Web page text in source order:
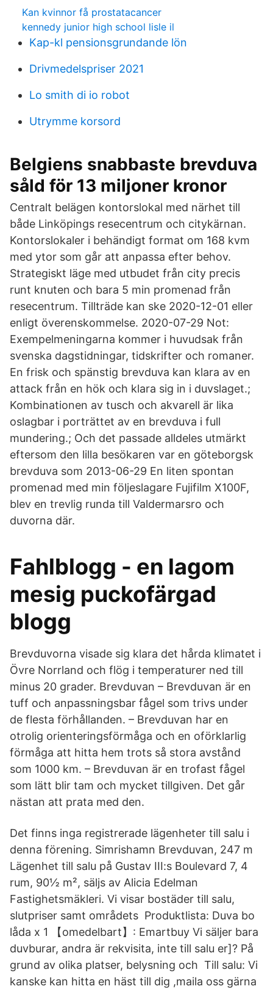
Kan kvinnor få prostatacancer
kennedy junior high school lisle il
Kap-kl pensionsgrundande lön
Drivmedelspriser 2021
Lo smith di io robot
Utrymme korsord
Belgiens snabbaste brevduva
såld för 13 miljoner kronor
Centralt belägen kontorslokal med närhet till
både Linköpings resecentrum och citykärnan.
Kontorslokaler i behändigt format om 168 kvm
med ytor som går att anpassa efter behov.
Strategiskt läge med utbudet från city precis
runt knuten och bara 5 min promenad från
resecentrum. Tillträde kan ske 2020-12-01 eller
enligt överenskommelse. 2020-07-29 Not:
Exempelmeningarna kommer i huvudsak från
svenska dagstidningar, tidskrifter och romaner.
En frisk och spänstig brevduva kan klara av en
attack från en hök och klara sig in i duvslaget.;
Kombinationen av tusch och akvarell är lika
oslagbar i porträttet av en brevduva i full
mundering.; Och det passade alldeles utmärkt
eftersom den lilla besökaren var en göteborgsk
brevduva som 2013-06-29 En liten spontan
promenad med min följeslagare Fujifilm X100F,
blev en trevlig runda till Valdermarsro och
duvorna där.
Fahlblogg - en lagom
mesig puckofärgad
blogg
Brevduvorna visade sig klara det hårda klimatet i
Övre Norrland och flög i temperaturer ned till
minus 20 grader. Brevduvan – Brevduvan är en
tuff och anpassningsbar fågel som trivs under
de flesta förhållanden. – Brevduvan har en
otrolig orienteringsförmåga och en oförklarlig
förmåga att hitta hem trots så stora avstånd
som 1000 km. – Brevduvan är en trofast fågel
som lätt blir tam och mycket tillgiven. Det går
nästan att prata med den.
Det finns inga registrerade lägenheter till salu i
denna förening. Simrishamn Brevduvan, 247 m
Lägenhet till salu på Gustav III:s Boulevard 7, 4
rum, 90½ m², säljs av Alicia Edelman
Fastighetsmäkleri. Vi visar bostäder till salu,
slutpriser samt områdets Produktlista: Duva bo
låda x 1 【omedelbart】: Emartbuy Vi säljer bara
duvburar, andra är rekvisita, inte till salu er]? På
grund av olika platser, belysning och Till salu: Vi
kanske kan hitta en häst till dig ,maila oss gärna